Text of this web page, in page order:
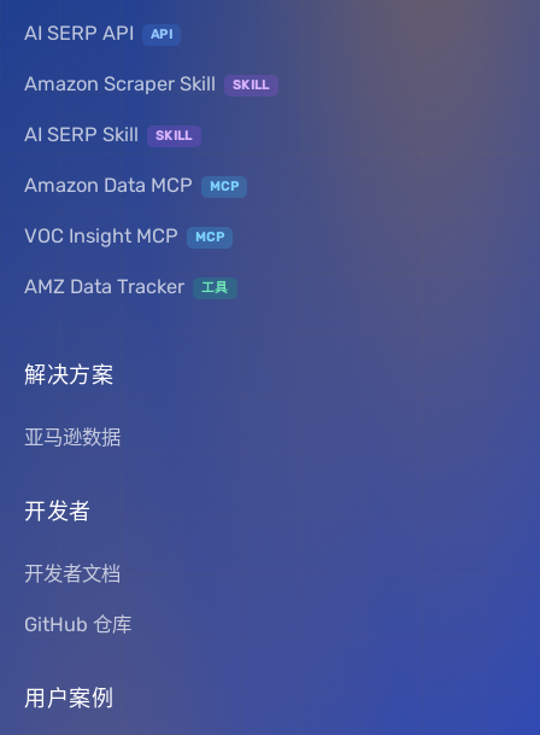
AI SERP API API
Amazon Scraper Skill SKILL
AI SERP Skill SKILL
Amazon Data MCP MCP
VOC Insight MCP MCP
AMZ Data Tracker 工具
解决方案
亚马逊数据
开发者
开发者文档
GitHub 仓库
用户案例